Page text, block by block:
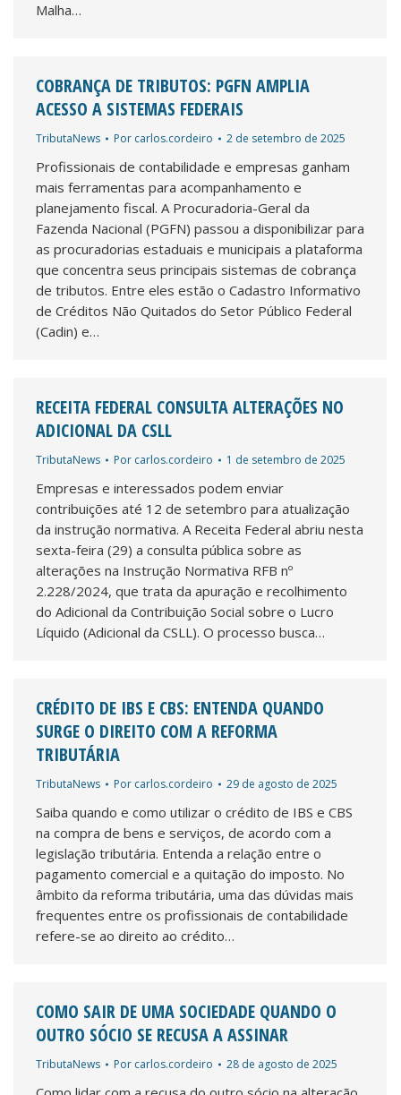
Malha…
COBRANÇA DE TRIBUTOS: PGFN AMPLIA
ACESSO A SISTEMAS FEDERAIS
TributaNews Por carlos.cordeiro 2 de setembro de 2025
Profissionais de contabilidade e empresas ganham
mais ferramentas para acompanhamento e
planejamento fiscal. A Procuradoria-Geral da
Fazenda Nacional (PGFN) passou a disponibilizar para
as procuradorias estaduais e municipais a plataforma
que concentra seus principais sistemas de cobrança
de tributos. Entre eles estão o Cadastro Informativo
de Créditos Não Quitados do Setor Público Federal
(Cadin) e…
RECEITA FEDERAL CONSULTA ALTERAÇÕES NO
ADICIONAL DA CSLL
TributaNews Por carlos.cordeiro 1 de setembro de 2025
Empresas e interessados podem enviar
contribuições até 12 de setembro para atualização
da instrução normativa. A Receita Federal abriu nesta
sexta-feira (29) a consulta pública sobre as
alterações na Instrução Normativa RFB nº
2.228/2024, que trata da apuração e recolhimento
do Adicional da Contribuição Social sobre o Lucro
Líquido (Adicional da CSLL). O processo busca…
CRÉDITO DE IBS E CBS: ENTENDA QUANDO
SURGE O DIREITO COM A REFORMA
TRIBUTÁRIA
TributaNews Por carlos.cordeiro 29 de agosto de 2025
Saiba quando e como utilizar o crédito de IBS e CBS
na compra de bens e serviços, de acordo com a
legislação tributária. Entenda a relação entre o
pagamento comercial e a quitação do imposto. No
âmbito da reforma tributária, uma das dúvidas mais
frequentes entre os profissionais de contabilidade
refere-se ao direito ao crédito…
COMO SAIR DE UMA SOCIEDADE QUANDO O
OUTRO SÓCIO SE RECUSA A ASSINAR
TributaNews Por carlos.cordeiro 28 de agosto de 2025